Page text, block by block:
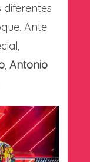
diferentes
Ante
, Antonio